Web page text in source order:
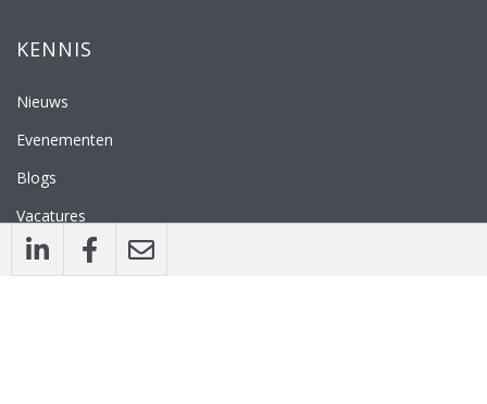
KENNIS
Nieuws
Evenementen
Blogs
Vacatures
Nieuwsbrief